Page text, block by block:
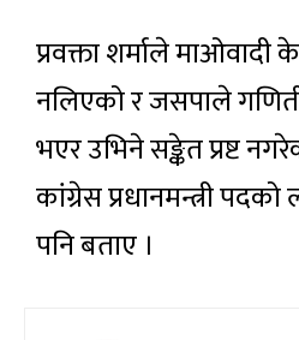
प्रवक्ता शर्माले माओवादी
नलिएको र जसपाले
भएर उभिने सङ्केत प्रष्ट
कांग्रेस प्रधानमन्त्री
पनि बताए ।